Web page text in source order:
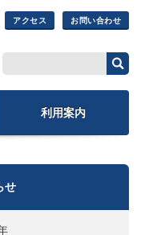
アクセス お問い合わせ
利用案内
せ